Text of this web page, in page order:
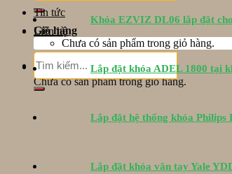
Giỏ hàng
Chưa có sản phẩm trong giỏ hàng.
Giỏ hàng
Chưa có sản phẩm trong giỏ hàng.
Tin tức
Liên hệ
Tìm
kiếm:
Khóa EZVIZ DL06 lắp đặt
Lắp đặt khóa ADEL 1800 tại
Lắp đặt hệ thống khóa
Lắp đặt khóa vân tay Yale